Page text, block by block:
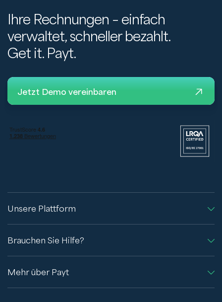
Ihre Rechnungen – einfach
verwaltet, schneller bezahlt.
Get it. Payt.
Jetzt Demo vereinbaren
Unsere Plattform
Brauchen Sie Hilfe?
Mehr über Payt